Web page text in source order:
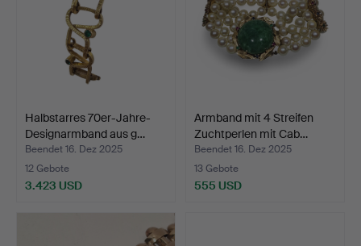
Halbstarres 70er-Jahre-
Designarmband aus g…
Beendet 16. Dez 2025
12 Gebote
3.423 USD
Armband mit 4 Streifen
Zuchtperlen mit Cab…
Beendet 16. Dez 2025
13 Gebote
555 USD